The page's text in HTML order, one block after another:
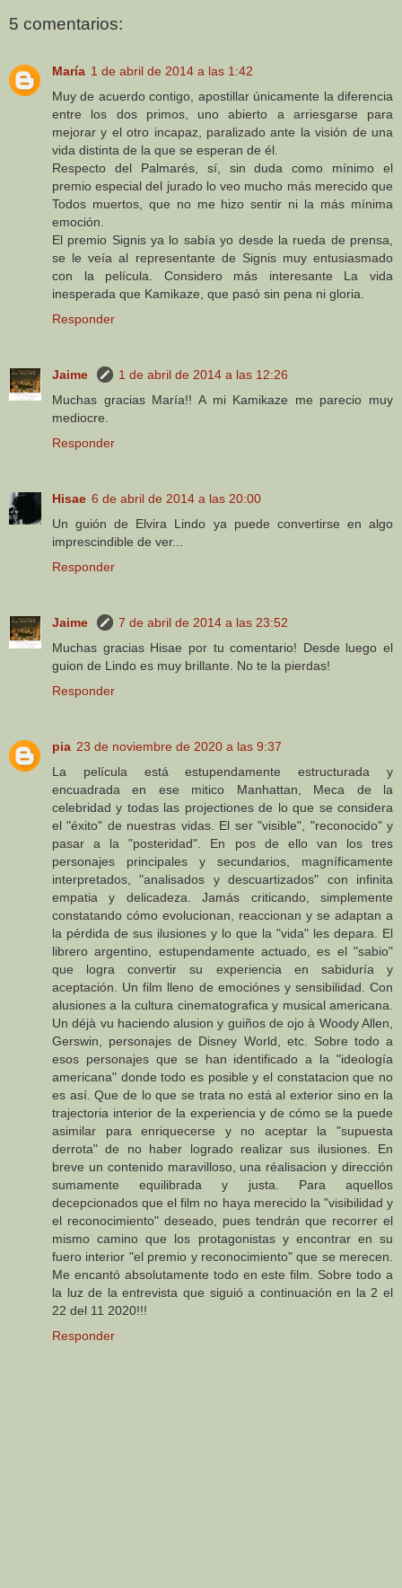
5 comentarios:
María 1 de abril de 2014 a las 1:42
Muy de acuerdo contigo, apostillar únicamente la diferencia
entre los dos primos, uno abierto a arriesgarse para
mejorar y el otro incapaz, paralizado ante la visión de una
vida distinta de la que se esperan de él.
Respecto del Palmarés, sí, sin duda como mínimo el
premio especial del jurado lo veo mucho más merecido que
Todos muertos, que no me hizo sentir ni la más mínima
emoción.
El premio Signis ya lo sabía yo desde la rueda de prensa,
se le veía al representante de Signis muy entusiasmado
con la película. Considero más interesante La vida
inesperada que Kamikaze, que pasó sin pena ni gloria.
Responder
Jaime
1 de abril de 2014 a las 12:26
Muchas gracias María!! A mi Kamikaze me parecio muy
mediocre.
Responder
Hisae 6 de abril de 2014 a las 20:00
Un guión de Elvira Lindo ya puede convertirse en algo
imprescindible de ver...
Responder
Jaime
7 de abril de 2014 a las 23:52
Muchas gracias Hisae por tu comentario! Desde luego el
guion de Lindo es muy brillante. No te la pierdas!
Responder
pia 23 de noviembre de 2020 a las 9:37
La película está estupendamente estructurada y
encuadrada en ese mitico Manhattan, Meca de la
celebridad y todas las projectiones de lo que se considera
el "éxito" de nuestras vidas. El ser "visible", "reconocido" y
pasar a la "posteridad". En pos de ello van los tres
personajes principales y secundarios, magníficamente
interpretados, "analisados y descuartizados" con infinita
empatia y delicadeza. Jamás criticando, simplemente
constatando cómo evolucionan, reaccionan y se adaptan a
la pérdida de sus ilusiones y lo que la "vida" les depara. El
librero argentino, estupendamente actuado, es el "sabio"
que logra convertir su experiencia en sabiduría y
aceptación. Un film lleno de emociónes y sensibilidad. Con
alusiones a la cultura cinematografica y musical americana.
Un déjà vu haciendo alusion y guiños de ojo à Woody Allen,
Gerswin, personajes de Disney World, etc. Sobre todo a
esos personajes que se han identificado a la "ideología
americana" donde todo es posible y el constatacion que no
es así. Que de lo que se trata no está al exterior sino en la
trajectoria interior de la experiencia y de cómo se la puede
asimilar para enriquecerse y no aceptar la "supuesta
derrota" de no haber logrado realizar sus ilusiones. En
breve un contenido maravilloso, una réalisacion y dirección
sumamente equilibrada y justa. Para aquellos
decepcionados que el film no haya merecido la "visibilidad y
el reconocimiento" deseado, pues tendrán que recorrer el
mismo camino que los protagonistas y encontrar en su
fuero interior "el premio y reconocimiento" que se merecen.
Me encantó absolutamente todo en este film. Sobre todo a
la luz de la entrevista que siguió a continuación en la 2 el
22 del 11 2020!!!
Responder